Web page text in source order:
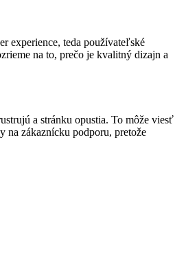
experience, teda používateľské
na to, prečo je kvalitný dizajn a
a stránku opustia. To môže viesť
na zákaznícku podporu, pretože